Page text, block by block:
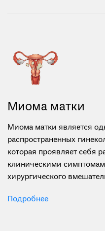
Миома матки
Миома матки является
распространенных
которая проявляет себя
клиническими
хирургического
Подробнее